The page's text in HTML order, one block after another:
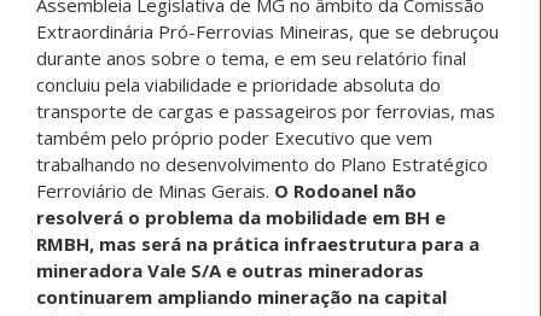
Extraordinária Pró-Ferrovias Mineiras, que se debruçou
durante anos sobre o tema, e em seu relatório final
concluiu pela viabilidade e prioridade absoluta do
transporte de cargas e passageiros por ferrovias, mas
também pelo próprio poder Executivo que vem
trabalhando no desenvolvimento do Plano Estratégico
Ferroviário de Minas Gerais. O Rodoanel não
resolverá o problema da mobilidade em BH e
RMBH, mas será na prática infraestrutura para a
mineradora Vale S/A e outras mineradoras
continuarem ampliando mineração na capital